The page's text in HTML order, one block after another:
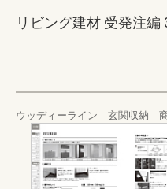
リビング建材 受発注編
ウッディーライン 玄関収納